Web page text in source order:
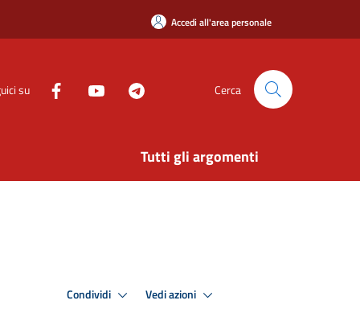
Accedi all'area personale
su Cerca
Tutti gli argomenti
Condividi Vedi azioni